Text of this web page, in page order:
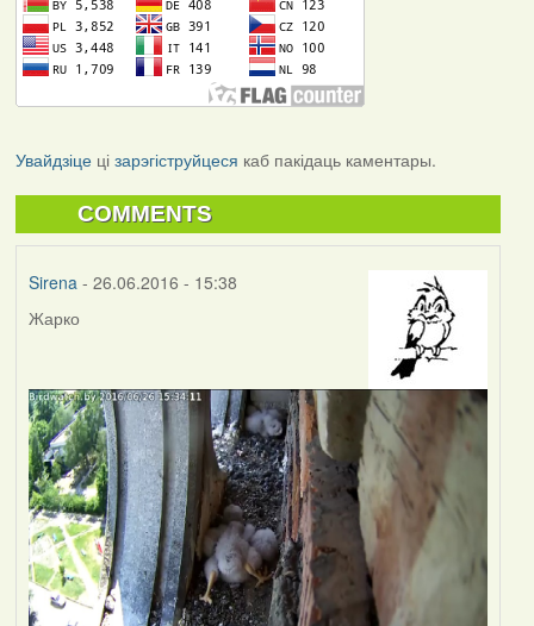
Увайдзіцеці зарэгіструйцеся каб пакідаць каментары.
COMMENTS
Sirena- 26.06.2016 - 15:38
Жарко